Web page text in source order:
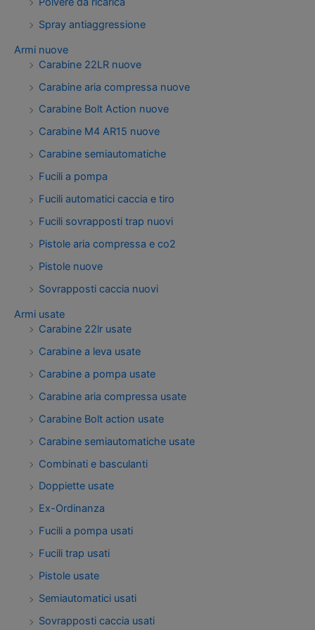
Spray antiaggressione
Armi nuove
Carabine 22LR nuove
Carabine aria compressa nuove
Carabine Bolt Action nuove
Carabine M4 AR15 nuove
Carabine semiautomatiche
Fucili a pompa
Fucili automatici caccia e tiro
Fucili sovrapposti trap nuovi
Pistole aria compressa e co2
Pistole nuove
Sovrapposti caccia nuovi
Armi usate
Carabine 22lr usate
Carabine a leva usate
Carabine a pompa usate
Carabine aria compressa usate
Carabine Bolt action usate
Carabine semiautomatiche usate
Combinati e basculanti
Doppiette usate
Ex-Ordinanza
Fucili a pompa usati
Fucili trap usati
Pistole usate
Semiautomatici usati
Sovrapposti caccia usati